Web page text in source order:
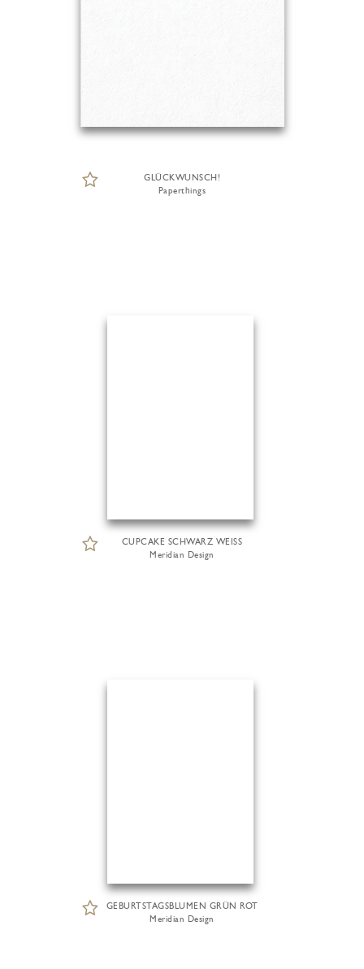
GLÜCKWUNSCH!
Paperthings
CUPCAKE SCHWARZ WEISS
Meridian Design
GEBURTSTAGSBLUMEN GRÜN ROT
Meridian Design